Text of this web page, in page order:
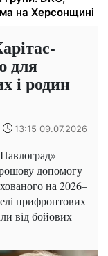
на Херсонщині
для
і родин
13:15 09.07.2026
допомогу
на 2026–
прифронтових
від бойових